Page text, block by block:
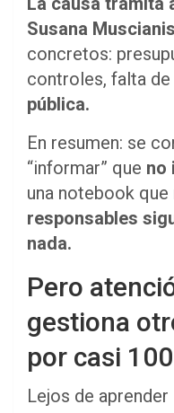
Susana
concretos:
controles, falta
pública.
En resumen: se
“informar” que no
una notebook
responsables
nada.
Pero
gestiona
por casi
Lejos de